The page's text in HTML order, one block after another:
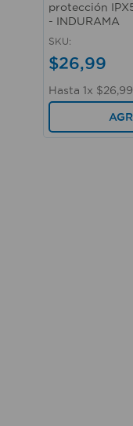
protección
- INDURAMA
SKU:
$26,99
Hasta 1x $26,99